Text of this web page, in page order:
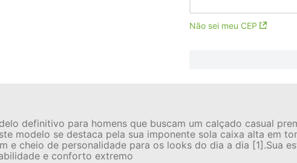
Não sei meu CEP
definitivo para homens que buscam um calçado casual
modelo se destaca pela sua imponente sola caixa alta em
e cheio de personalidade para os looks do dia a dia [1].Sua
e conforto extremo